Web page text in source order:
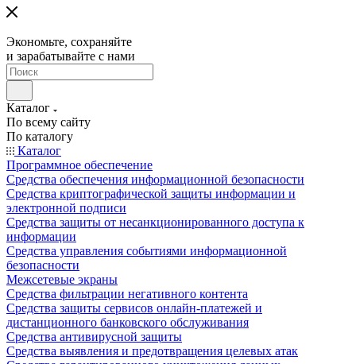
Экономьте, сохраняйте
и зарабатывайте с нами
Каталог
По всему сайту
По каталогу
Каталог
Программное обеспечение
Средства обеспечения информационной безопасности
Средства криптографической защиты информации и
электронной подписи
Средства защиты от несанкционированного доступа к
информации
Средства управления событиями информационной
безопасности
Межсетевые экраны
Средства фильтрации негативного контента
Средства защиты сервисов онлайн-платежей и
дистанционного банковского обслуживания
Средства антивирусной защиты
Средства выявления и предотвращения целевых атак